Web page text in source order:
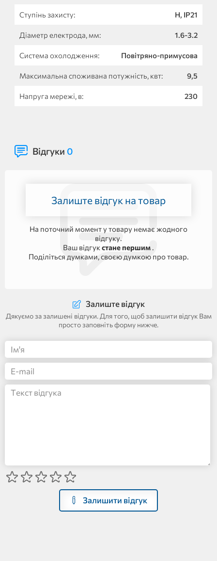
Ступінь захисту: H, IP21
Діаметр електрода, мм: 1.6-3.2
Система охолодження: Повітряно-примусова
Максимальна споживана потужність, квт: 9,5
Напруга мережі, в: 230
Відгуки 0
Залиште відгук на товар
На поточний момент у товару немає жодного
відгуку.
Ваш відгук стане першим .
Поділіться думками, своєю думкою про товар.
Залиште відгук
Дякуємо за залишені відгуки. Для того, щоб залишити відгук Вам
просто заповніть форму нижче.
Залишити відгук